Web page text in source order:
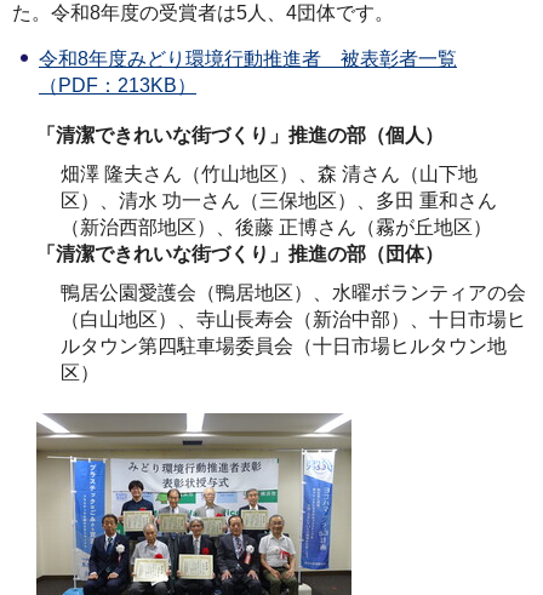
た。令和8年度の受賞者は5人、4団体です。
令和8年度みどり環境行動推進者 被表彰者一覧
（PDF：213KB）
「清潔できれいな街づくり」推進の部（個人）
畑澤 隆夫さん（竹山地区）、森 清さん（山下地
区）、清水 功一さん（三保地区）、多田 重和さん
（新治西部地区）、後藤 正博さん（霧が丘地区）
「清潔できれいな街づくり」推進の部（団体）
鴨居公園愛護会（鴨居地区）、水曜ボランティアの会
（白山地区）、寺山長寿会（新治中部）、十日市場ヒ
ルタウン第四駐車場委員会（十日市場ヒルタウン地
区）